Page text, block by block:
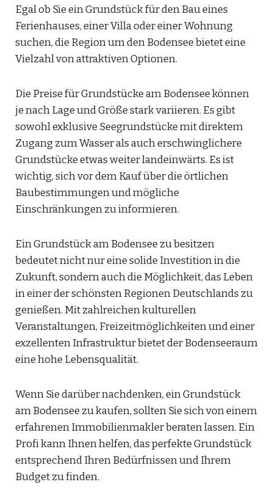
Egal ob Sie ein Grundstück für den Bau eines
Ferienhauses, einer Villa oder einer Wohnung
suchen, die Region um den Bodensee bietet eine
Vielzahl von attraktiven Optionen.
Die Preise für Grundstücke am Bodensee können
je nach Lage und Größe stark variieren. Es gibt
sowohl exklusive Seegrundstücke mit direktem
Zugang zum Wasser als auch erschwinglichere
Grundstücke etwas weiter landeinwärts. Es ist
wichtig, sich vor dem Kauf über die örtlichen
Baubestimmungen und mögliche
Einschränkungen zu informieren.
Ein Grundstück am Bodensee zu besitzen
bedeutet nicht nur eine solide Investition in die
Zukunft, sondern auch die Möglichkeit, das Leben
in einer der schönsten Regionen Deutschlands zu
genießen. Mit zahlreichen kulturellen
Veranstaltungen, Freizeitmöglichkeiten und einer
exzellenten Infrastruktur bietet der Bodenseeraum
eine hohe Lebensqualität.
Wenn Sie darüber nachdenken, ein Grundstück
am Bodensee zu kaufen, sollten Sie sich von einem
erfahrenen Immobilienmakler beraten lassen. Ein
Profi kann Ihnen helfen, das perfekte Grundstück
entsprechend Ihren Bedürfnissen und Ihrem
Budget zu finden.